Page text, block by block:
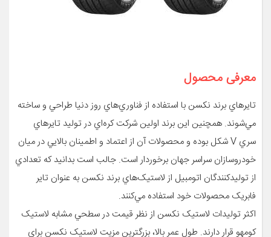
معرفی محصول
تايرهاي برند نکسن با استفاده از فناوري‌هاي روز دنيا طراحي و ساخته
مي‌شوند. همچنين اين برند اولين شرکت کره‌اي در توليد تايرهاي
سري V شکل بوده و محصولات آن از اعتماد و اطمينان بالايي در ميان
خودروسازان سراسر جهان برخوردار است. جالب است بدانيد که تعدادي
از توليدکنندگان اتومبيل از لاستيک‌هاي برند نکسن به عنوان تاير
فابريک محصولات خود استفاده مي‌کنند.
اکثر توليدات لاستيک نکسن از نظر قيمت در سطحي مشابه لاستيک
کومهو قرار دارند. طول عمر بالا، بزرگترين مزيت لاستيک نکسن براي